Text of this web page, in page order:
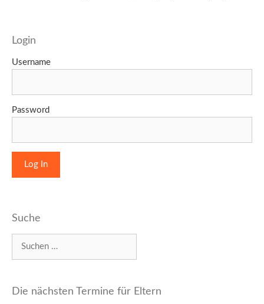
Login
Username
Password
Suche
Die nächsten Termine für Eltern